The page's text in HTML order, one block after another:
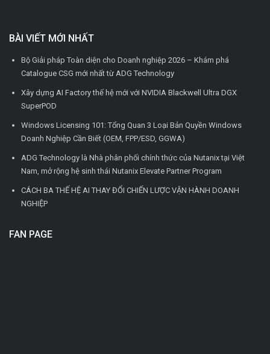
BÀI VIẾT MỚI NHẤT
Bộ Giải pháp Toàn diện cho Doanh nghiệp 2026 – Khám phá
Catalogue CSG mới nhất từ ADG Technology
Xây dựng AI Factory thế hệ mới với NVIDIA Blackwell Ultra DGX
SuperPOD
Windows Licensing 101: Tổng Quan 3 Loại Bản Quyền Windows
Doanh Nghiệp Cần Biết (OEM, FPP/ESD, GGWA)
ADG Technology là Nhà phân phối chính thức của Nutanix tại Việt
Nam, mở rộng hệ sinh thái Nutanix Elevate Partner Program
CÁCH BA THẾ HỆ AI THAY ĐỔI CHIẾN LƯỢC VẬN HÀNH DOANH
NGHIỆP
FAN PAGE